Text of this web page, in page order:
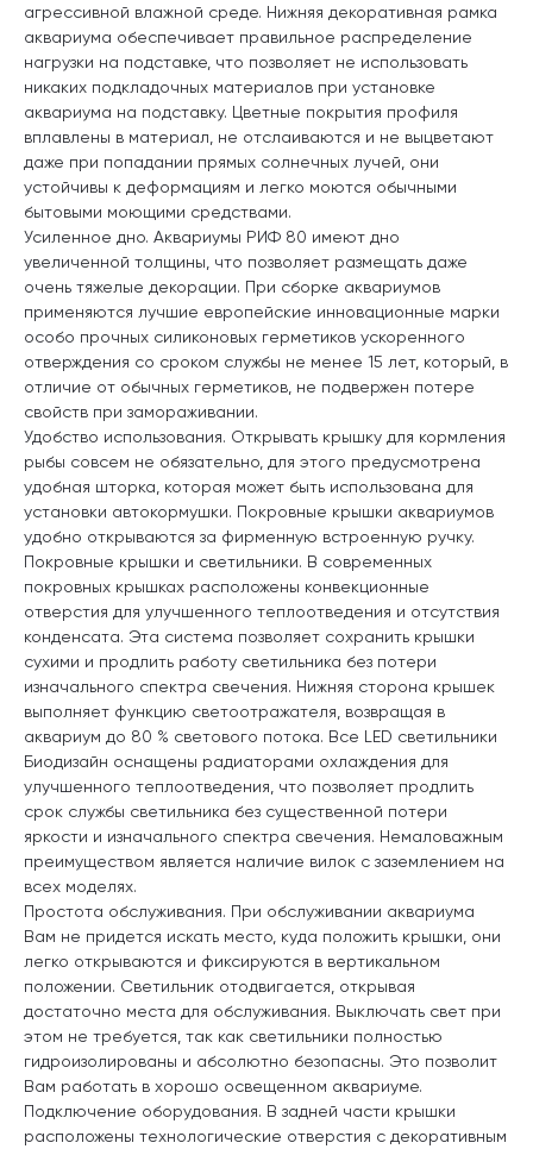
агрессивной влажной среде. Нижняя декоративная рамка
аквариума обеспечивает правильное распределение
нагрузки на подставке, что позволяет не использовать
никаких подкладочных материалов при установке
аквариума на подставку. Цветные покрытия профиля
вплавлены в материал, не отслаиваются и не выцветают
даже при попадании прямых солнечных лучей, они
устойчивы к деформациям и легко моются обычными
бытовыми моющими средствами.
Усиленное дно. Аквариумы РИФ 80 имеют дно
увеличенной толщины, что позволяет размещать даже
очень тяжелые декорации. При сборке аквариумов
применяются лучшие европейские инновационные марки
особо прочных силиконовых герметиков ускоренного
отверждения со сроком службы не менее 15 лет, который, в
отличие от обычных герметиков, не подвержен потере
свойств при замораживании.
Удобство использования. Открывать крышку для кормления
рыбы совсем не обязательно, для этого предусмотрена
удобная шторка, которая может быть использована для
установки автокормушки. Покровные крышки аквариумов
удобно открываются за фирменную встроенную ручку.
Покровные крышки и светильники. В современных
покровных крышках расположены конвекционные
отверстия для улучшенного теплоотведения и отсутствия
конденсата. Эта система позволяет сохранить крышки
сухими и продлить работу светильника без потери
изначального спектра свечения. Нижняя сторона крышек
выполняет функцию светоотражателя, возвращая в
аквариум до 80 % светового потока. Все LED светильники
Биодизайн оснащены радиаторами охлаждения для
улучшенного теплоотведения, что позволяет продлить
срок службы светильника без существенной потери
яркости и изначального спектра свечения. Немаловажным
преимуществом является наличие вилок с заземлением на
всех моделях.
Простота обслуживания. При обслуживании аквариума
Вам не придется искать место, куда положить крышки, они
легко открываются и фиксируются в вертикальном
положении. Светильник отодвигается, открывая
достаточно места для обслуживания. Выключать свет при
этом не требуется, так как светильники полностью
гидроизолированы и абсолютно безопасны. Это позволит
Вам работать в хорошо освещенном аквариуме.
Подключение оборудования. В задней части крышки
расположены технологические отверстия с декоративным